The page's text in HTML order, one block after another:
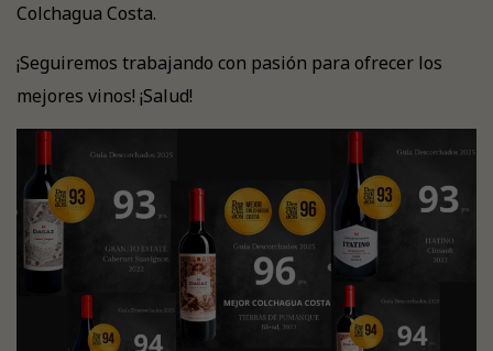
Colchagua Costa.
¡Seguiremos trabajando con pasión para ofrecer los
mejores vinos! ¡Salud!